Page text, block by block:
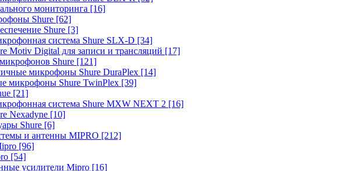
мониторинга [16]
Shure [62]
Shure [3]
система Shure SLX-D [34]
Motiv Digital для записи и трансляций [17]
Shure [121]
микрофоны Shure DuraPlex [14]
микрофоны Shure TwinPlex [39]
[21]
система Shure MXW NEXT 2 [16]
Nexadyne [10]
Shure [6]
и антенны MIPRO [212]
[96]
[54]
усилители Mipro [16]